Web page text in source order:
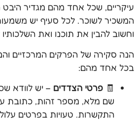
עיקריים, שכל אחד מהם מגדיר היבט
המשכיר לשוכר. לכל סעיף יש
וחשוב להבין את תוכנו ואת
הנה סקירה של הפרקים המרכזיים
בכל אחד מהם:
🧾 פרטי הצדדים – יש לוודא
שם מלא, מספר זהות, כתובת
התקשרות. טעויות בפרטים